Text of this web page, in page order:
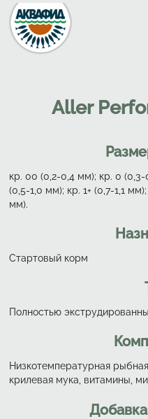
Перейти к основному
Aller
кр. 00 (0,2-0,4 мм); кр. 0
(0,5-1,0 мм); кр. 1+ (0,7-1,1
мм).
Стартовый корм
Полностью
Низкотемпературная
крилевая мука, витамины,